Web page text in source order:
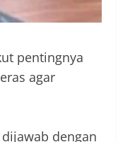
pentingnya
agar
dengan